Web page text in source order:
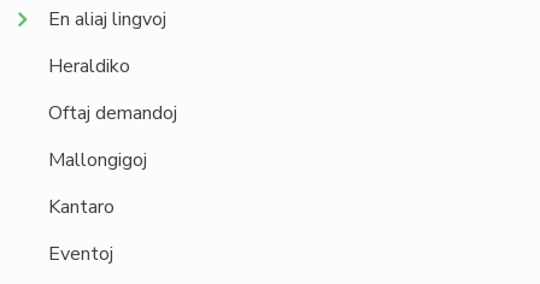
En aliaj lingvoj
Heraldiko
Oftaj demandoj
Mallongigoj
Kantaro
Eventoj